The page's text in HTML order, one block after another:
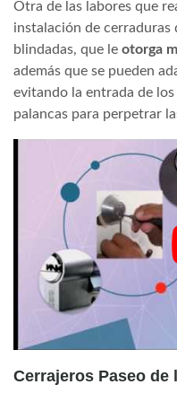
Otra de las labores que
instalación de cerraduras
blindadas, que le otorga
además que se pueden
evitando la entrada de
palancas para perpetrar
Cerrajeros Paseo de